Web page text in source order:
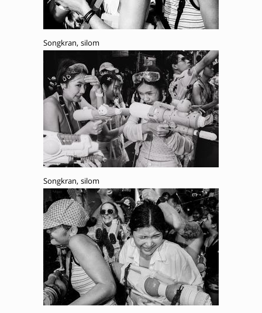
Songkran, silom
Songkran, silom